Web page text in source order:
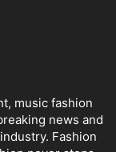
music fashion
news and
Fashion